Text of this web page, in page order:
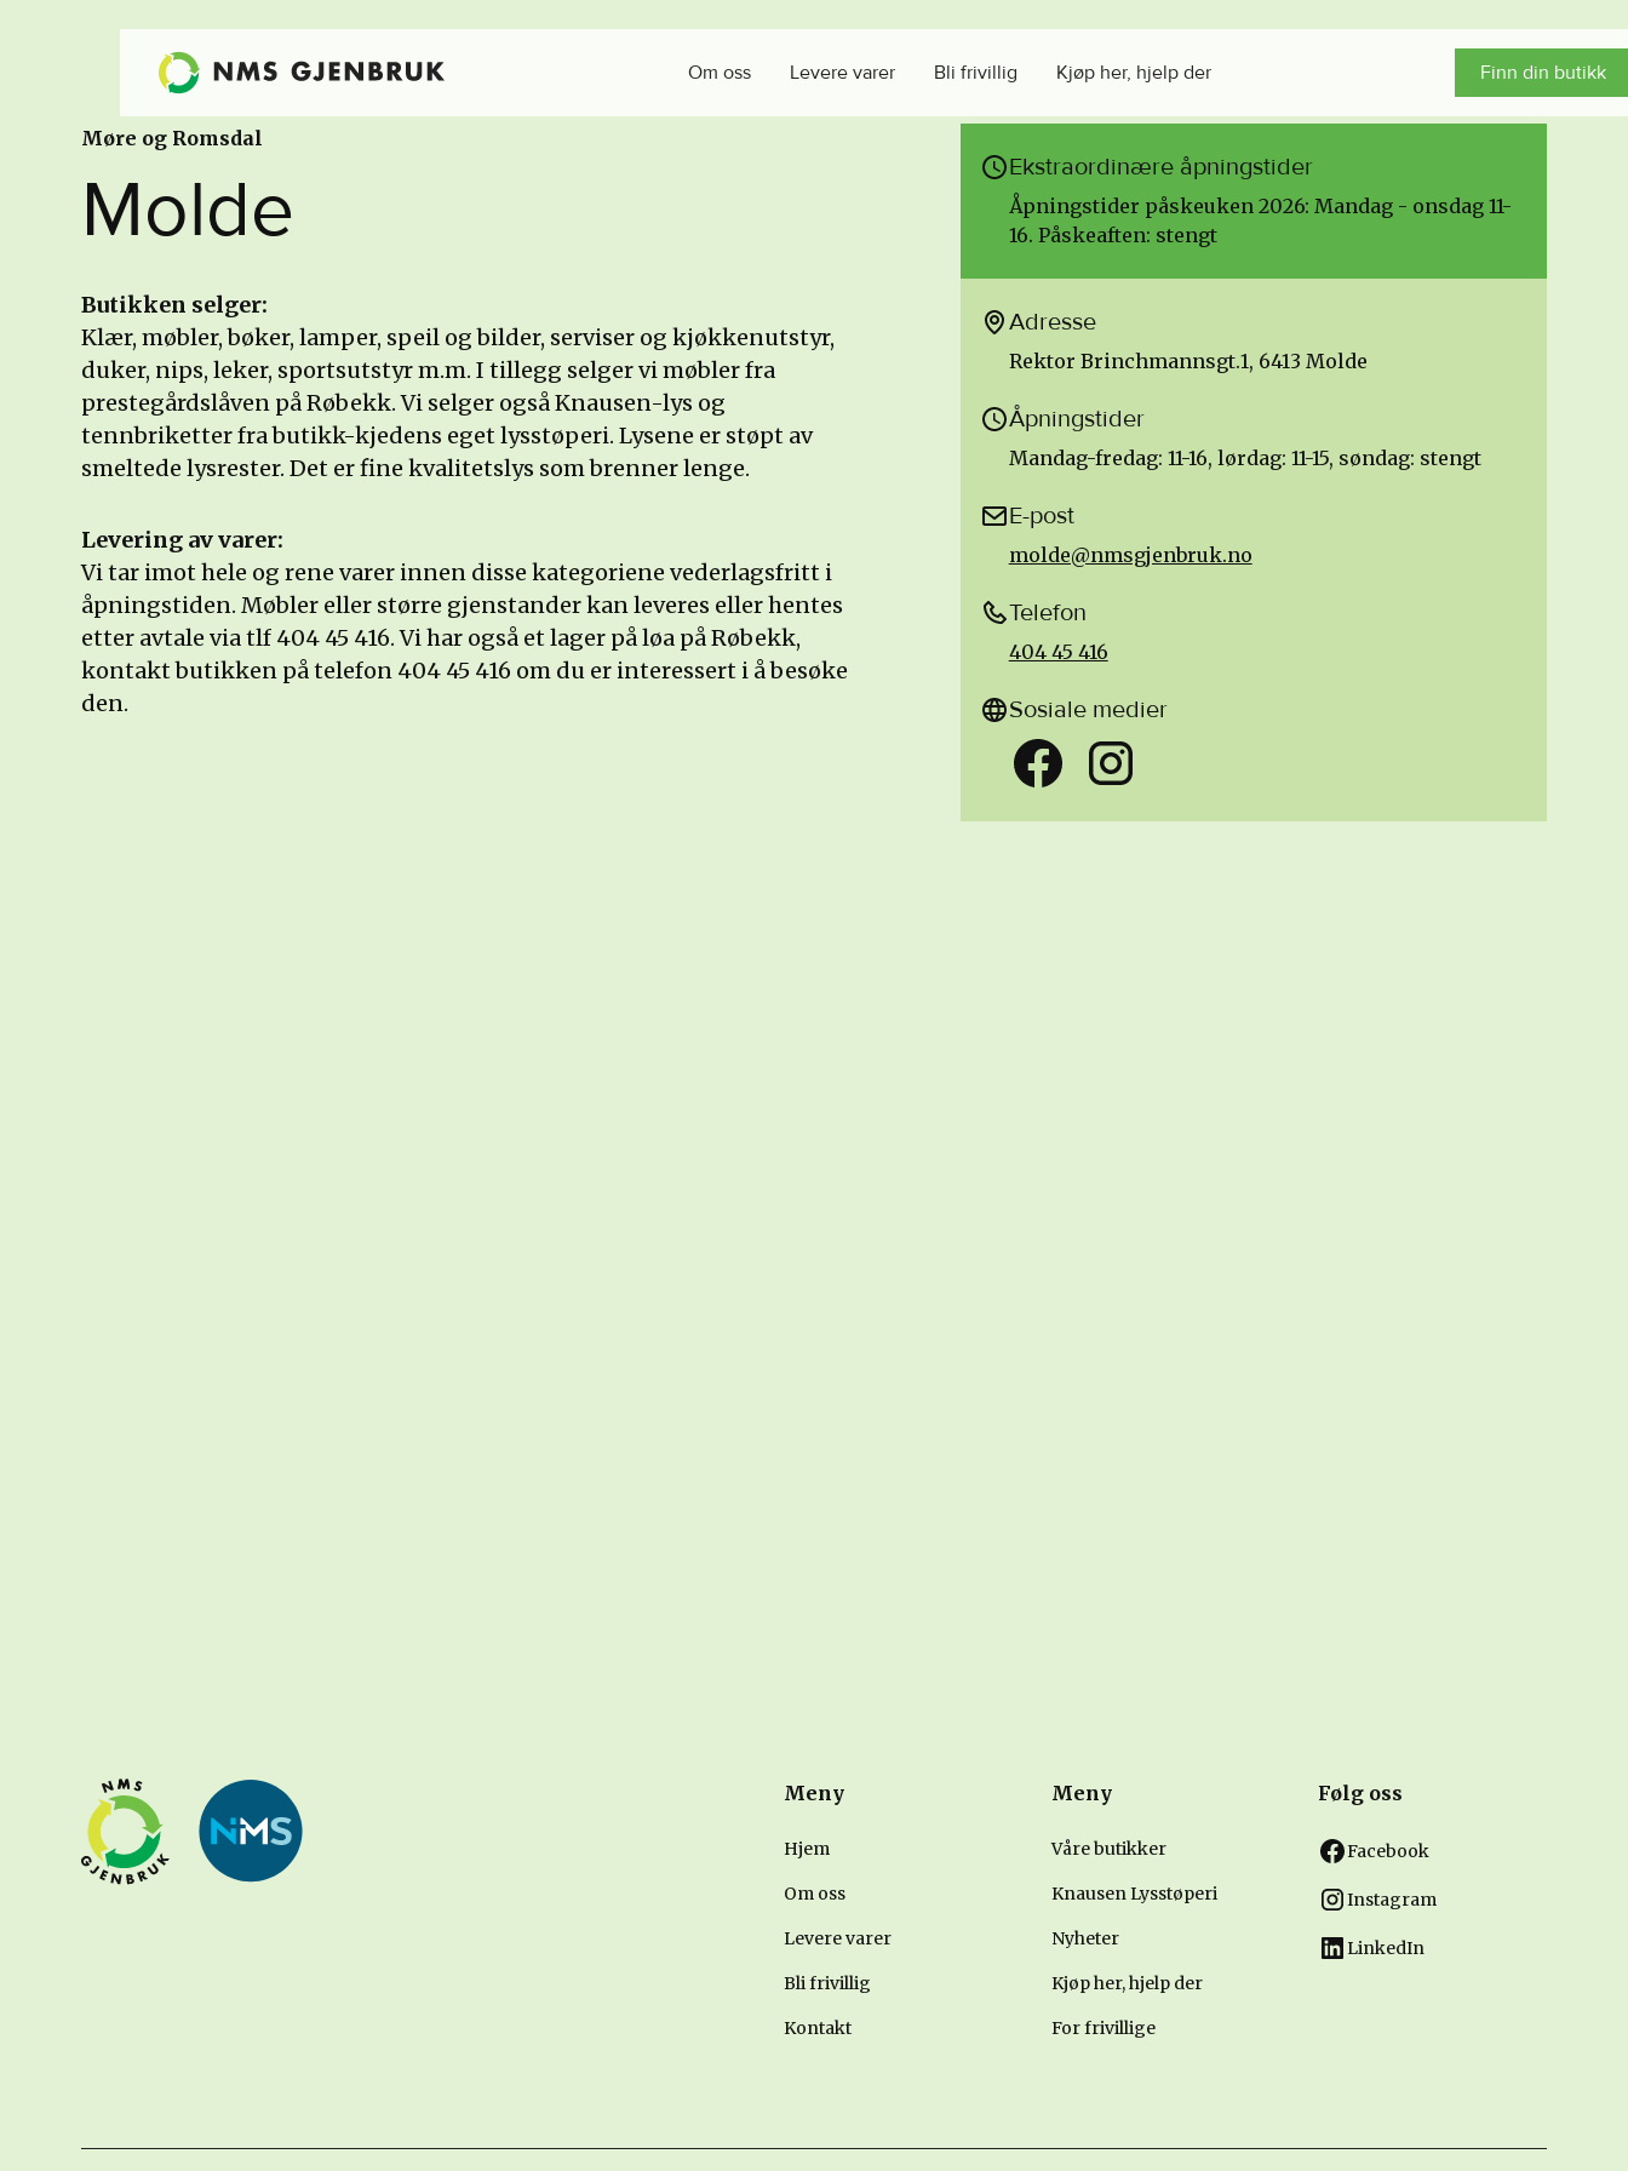
Om oss Levere varer Bli frivillig Kjøp her, hjelp der Finn din butikk
Møre og Romsdal
Molde
Butikken selger:
Klær, møbler, bøker, lamper, speil og bilder, serviser og kjøkkenutstyr,
duker, nips, leker, sportsutstyr m.m. I tillegg selger vi møbler fra
prestegårdslåven på Røbekk. Vi selger også Knausen-lys og
tennbriketter fra butikk-kjedens eget lysstøperi. Lysene er støpt av
smeltede lysrester. Det er fine kvalitetslys som brenner lenge.
Levering av varer:
Vi tar imot hele og rene varer innen disse kategoriene vederlagsfritt i
åpningstiden. Møbler eller større gjenstander kan leveres eller hentes
etter avtale via tlf 404 45 416. Vi har også et lager på løa på Røbekk,
kontakt butikken på telefon 404 45 416 om du er interessert i å besøke
den.
Ekstraordinære åpningstider
Åpningstider påskeuken 2026: Mandag - onsdag 11-
16. Påskeaften: stengt
Adresse
Rektor Brinchmannsgt.1, 6413 Molde
Åpningstider
Mandag-fredag: 11-16, lørdag: 11-15, søndag: stengt
E-post
molde@nmsgjenbruk.no
Telefon
404 45 416
Sosiale medier
Meny
Hjem
Om oss
Levere varer
Bli frivillig
Kontakt
Meny
Våre butikker
Knausen Lysstøperi
Nyheter
Kjøp her, hjelp der
For frivillige
Følg oss
Facebook
Instagram
LinkedIn